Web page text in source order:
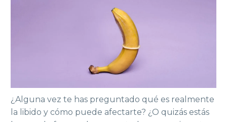
¿Alguna vez te has preguntado qué es realmente
la libido y cómo puede afectarte? ¿O quizás estás